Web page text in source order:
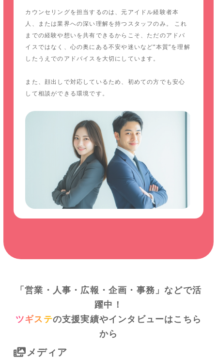
カウンセリングを担当するのは、元アイドル経験者本
人、または業界への深い理解を持つスタッフのみ。 これ
までの経験や想いを共有できるからこそ、ただのアドバ
イスではなく、心の奥にある不安や迷いなど“本質”を理解
したうえでのアドバイスを大切にしています。
また、顔出しで対応しているため、初めての方でも安心
して相談ができる環境です。
「営業・人事・広報・企画・事務」などで活
躍中！
ツギステの支援実績やインタビューはこちら
から
メディア